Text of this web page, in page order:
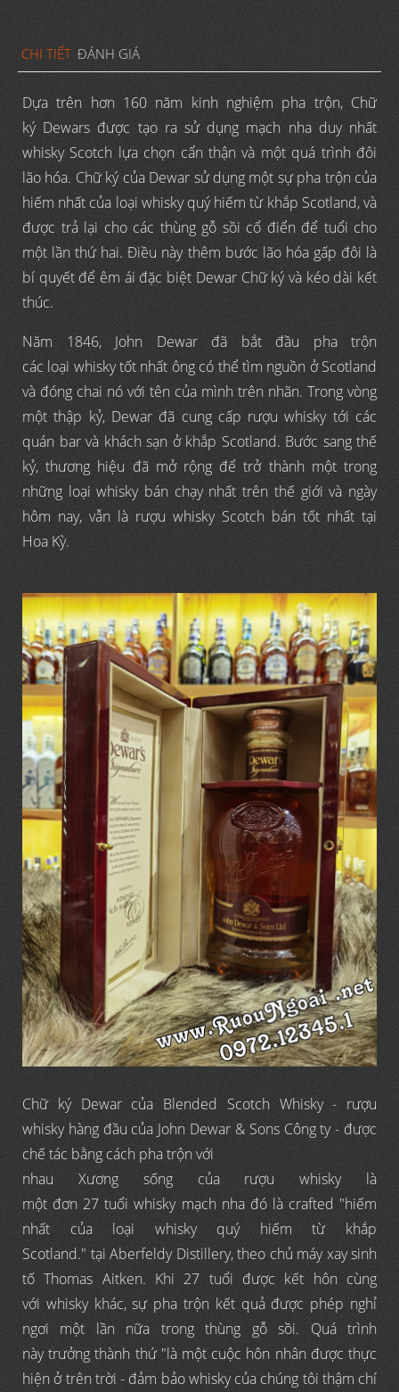
CHI TIẾT ĐÁNH GIÁ
Dựa trên hơn 160 năm kinh nghiệm pha trộn, Chữ
ký Dewars được tạo ra sử dụng mạch nha duy nhất
whisky Scotch lựa chọn cẩn thận và một quá trình đôi
lão hóa. Chữ ký của Dewar sử dụng một sự pha trộn của
hiếm nhất của loại whisky quý hiếm từ khắp Scotland, và
được trả lại cho các thùng gỗ sồi cổ điển để tuổi cho
một lần thứ hai. Điều này thêm bước lão hóa gấp đôi là
bí quyết để êm ái đặc biệt Dewar Chữ ký và kéo dài kết
thúc.
Năm 1846, John Dewar đã bắt đầu pha trộn
các loại whisky tốt nhất ông có thể tìm nguồn ở Scotland
và đóng chai nó với tên của mình trên nhãn. Trong vòng
một thập kỷ, Dewar đã cung cấp rượu whisky tới các
quán bar và khách sạn ở khắp Scotland. Bước sang thế
kỷ, thương hiệu đã mở rộng để trở thành một trong
những loại whisky bán chạy nhất trên thế giới và ngày
hôm nay, vẫn là rượu whisky Scotch bán tốt nhất tại
Hoa Kỳ.
Chữ ký Dewar của Blended Scotch Whisky - rượu
whisky hàng đầu của John Dewar & Sons Công ty - được
chế tác bằng cách pha trộn với
nhau Xương sống của rượu whisky là
một đơn 27 tuổi whisky mạch nha đó là crafted "hiếm
nhất của loại whisky quý hiếm từ khắp
Scotland." tại Aberfeldy Distillery, theo chủ máy xay sinh
tố Thomas Aitken. Khi 27 tuổi được kết hôn cùng
với whisky khác, sự pha trộn kết quả được phép nghỉ
ngơi một lần nữa trong thùng gỗ sồi. Quá trình
này trưởng thành thứ "là một cuộc hôn nhân được thực
hiện ở trên trời - đảm bảo whisky của chúng tôi thậm chí